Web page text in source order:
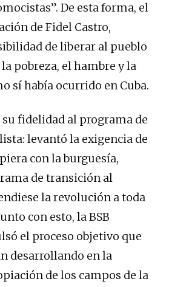
De esta forma, el
de Fidel Castro,
de liberar al pueblo
pobreza, el hambre y la
sí había ocurrido en Cuba.
fidelidad al programa de
levantó la exigencia de
con la burguesía,
de transición al
la revolución a toda
con esto, la BSB
el proceso objetivo que
desarrollando en la
de los campos de la